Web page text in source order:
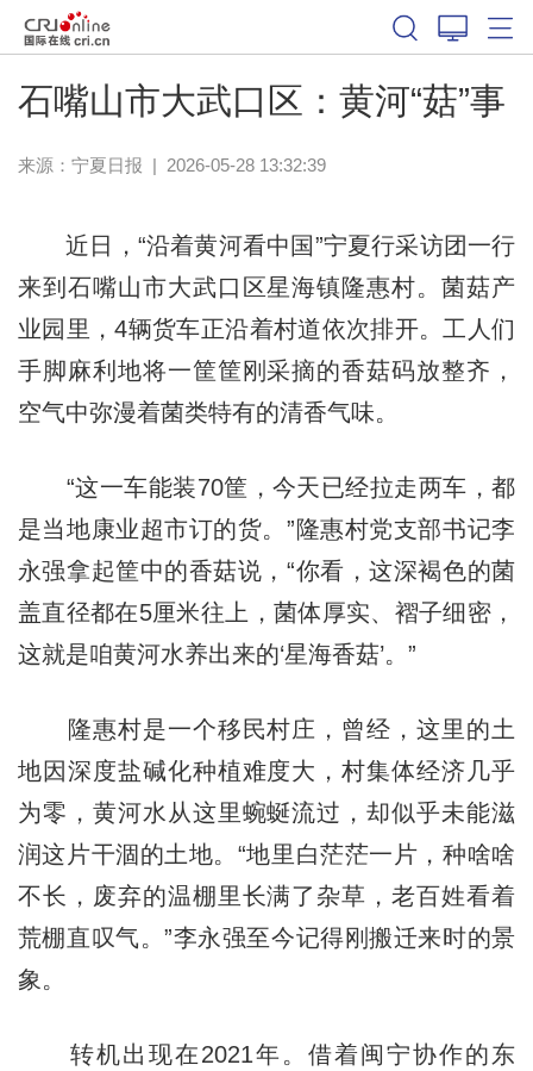
石嘴山市大武口区：黄河“菇”事
来源： 宁夏日报 | 2026-05-28 13:32:39
近日，“沿着黄河看中国”宁夏行采访团一行
来到石嘴山市大武口区星海镇隆惠村。菌菇产
业园里，4辆货车正沿着村道依次排开。工人们
手脚麻利地将一筐筐刚采摘的香菇码放整齐，
空气中弥漫着菌类特有的清香气味。
“这一车能装70筐，今天已经拉走两车，都
是当地康业超市订的货。”隆惠村党支部书记李
永强拿起筐中的香菇说，“你看，这深褐色的菌
盖直径都在5厘米往上，菌体厚实、褶子细密，
这就是咱黄河水养出来的‘星海香菇’。”
隆惠村是一个移民村庄，曾经，这里的土
地因深度盐碱化种植难度大，村集体经济几乎
为零，黄河水从这里蜿蜒流过，却似乎未能滋
润这片干涸的土地。“地里白茫茫一片，种啥啥
不长，废弃的温棚里长满了杂草，老百姓看着
荒棚直叹气。”李永强至今记得刚搬迁来时的景
象。
转机出现在2021年。借着闽宁协作的东